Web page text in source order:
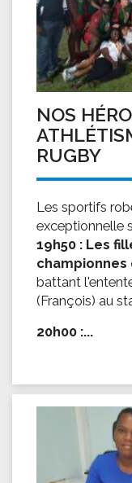
NOS
RUGBY
Les sportifs
exceptionnelle
19h50 : Les
championnes
battant
(François) au
20h00 :...